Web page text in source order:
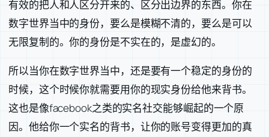
有效的把人和人区分开来的、区分出边界的东西。你在
数字世界当中的身份，要么是模糊不清的，要么是可以
无限复制的。你的身份是不实在的，是虚幻的。
所以当你在数字世界当中，还是要有一个稳定的身份的
时候，这个时候你就需要用你的现实身份给他来背书。
这也是像facebook之类的实名社交能够崛起的一个原
因。他给你一个实名的背书，让你的账号变得更加的真